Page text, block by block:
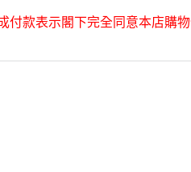
付款表示閣下完全同意本店購